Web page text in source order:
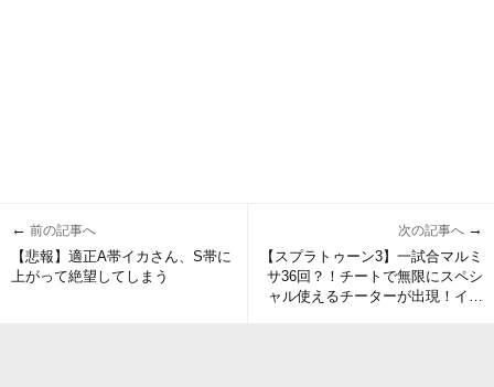
← 前の記事へ
【悲報】適正A帯イカさん、S帯に
上がって絶望してしまう
次の記事へ →
【スプラトゥーン3】一試合マルミ
サ36回？！チートで無限にスペシ
ャル使えるチーターが出現！イカ